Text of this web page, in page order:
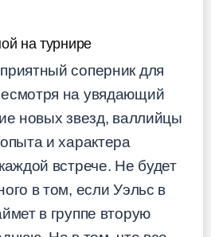
на турнире
соперник для
на увядающий
новых звезд, валлийцы
и характера
встрече. Не будет
в том, если Уэльс в
в группе вторую